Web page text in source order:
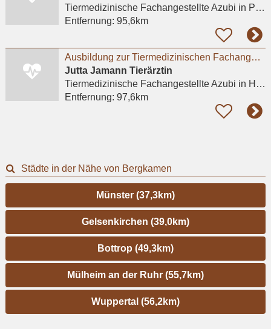
Tiermedizinische Fachangestellte Azubi in Preußisch Oldendorf, Harlinghausen
Entfernung: 95,6km
Ausbildung zur Tiermedizinischen Fachangestellten
Jutta Jamann Tierärztin
Tiermedizinische Fachangestellte Azubi in Hürth, Hermülheim
Entfernung: 97,6km
Städte in der Nähe von Bergkamen
Münster (37,3km)
Gelsenkirchen (39,0km)
Bottrop (49,3km)
Mülheim an der Ruhr (55,7km)
Wuppertal (56,2km)